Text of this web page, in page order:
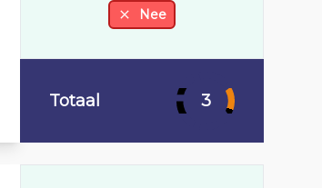
Nee
Totaal 3